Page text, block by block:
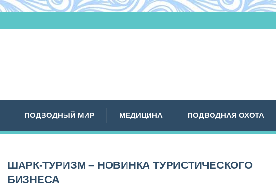
ПОДВОДНЫЙ МИР МЕДИЦИНА ПОДВОДНАЯ ОХОТА
ШАРК-ТУРИЗМ – НОВИНКА ТУРИСТИЧЕСКОГО
БИЗНЕСА